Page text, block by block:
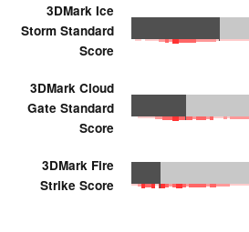
3DMark Ice
Storm Standard
Score
3DMark Cloud
Gate Standard
Score
3DMark Fire
Strike Score